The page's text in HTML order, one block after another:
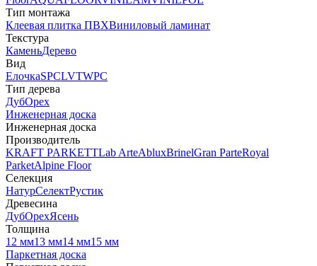
Тип монтажа
Клеевая плитка ПВХВиниловый ламинат
Текстура
КаменьДерево
Вид
ЕлочкаSPCLVTWPC
Тип дерева
ДубОрех
Инженерная доска
Инженерная доска
Производитель
KRAFT PARKETTLab ArteAbluxBrinelGran ParteRoyal
ParketAlpine Floor
Селекция
НатурСелектРустик
Древесина
ДубОрехЯсень
Толщина
12 мм13 мм14 мм15 мм
Паркетная доска